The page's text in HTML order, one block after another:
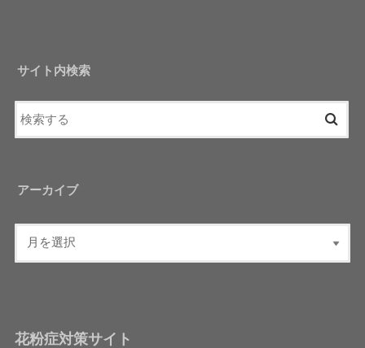
サイト内検索
アーカイブ
花粉症対策サイト